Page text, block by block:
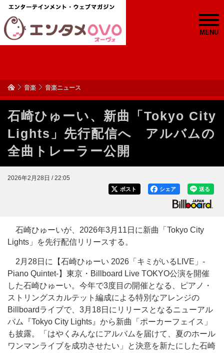
MENU
音楽 音楽ニュース
石崎ひゅーい、新曲「Tokyo City
Lights」先行配信へ アルバムの
全曲トレーラー公開
2026年2月28日 / 22:05
送る
シェア
ポスト
石崎ひゅーいが、2026年3月11日に新曲「Tokyo City
Lights」を先行配信リリースする。
2月28日に【石崎ひゅーい 2026「キミがいるLIVE」-
Piano Quintet-】東京・Billboard Live TOKYO公演を開催
した石崎ひゅーい。今年で3度目の開催となる、ピアノ・
ストリングスカルテット編成による特別なアレンジの
Billboardライブで、3月18日にリリースとなるニューアル
バム『Tokyo City Lights』から新曲「ポーカーフェイス」
も披露。「はやくみんなにアルバムを届けて、夏のホール
ワンマンライブを成功させたい」と決意を新たにした石崎